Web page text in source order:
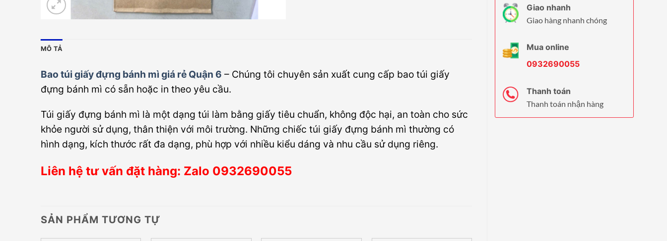
Giao nhanh
Giao hàng nhanh chóng
Mua online
0932690055
Thanh toán
Thanh toán nhận hàng
MÔ TẢ
Bao túi giấy đựng bánh mì giá rẻ Quận 6 – Chúng tôi chuyên sản xuất cung cấp bao túi giấy
đựng bánh mì có sẵn hoặc in theo yêu cầu.
Túi giấy đựng bánh mì là một dạng túi làm bằng giấy tiêu chuẩn, không độc hại, an toàn cho sức
khỏe người sử dụng, thân thiện với môi trường. Những chiếc túi giấy đựng bánh mì thường có
hình dạng, kích thước rất đa dạng, phù hợp với nhiều kiểu dáng và nhu cầu sử dụng riêng.
Liên hệ tư vấn đặt hàng: Zalo 0932690055
SẢN PHẨM TƯƠNG TỰ